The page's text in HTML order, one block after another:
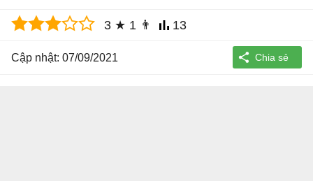
3 ★ 1 👨 13
Cập nhật: 07/09/2021